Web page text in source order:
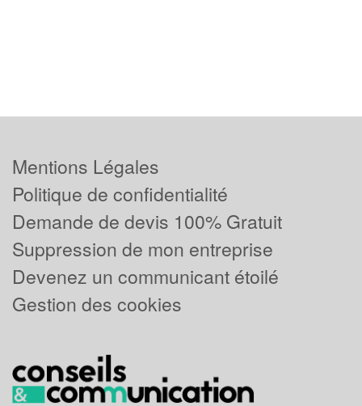
Mentions Légales
Politique de confidentialité
Demande de devis 100% Gratuit
Suppression de mon entreprise
Devenez un communicant étoilé
Gestion des cookies